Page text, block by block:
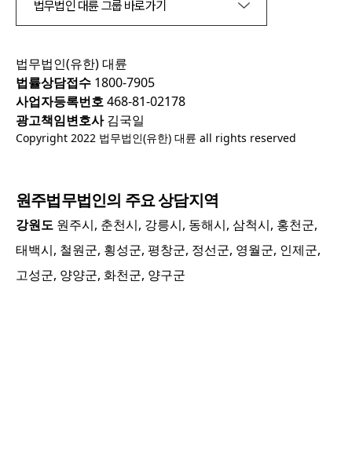
법무법인 대륜 그룹 바로가기
법무법인(유한) 대륜
법률상담접수 1800-7905
사업자등록번호468-81-02178
광고책임변호사김국일
Copyright 2022 법무법인(유한) 대륜 all rights reserved
원주법무법인의 주요 상담지역
강원도 원주시, 춘천시, 강릉시, 동해시, 삼척시, 홍천군,
태백시, 철원군, 횡성군, 평창군, 정선군, 영월군, 인제군,
고성군, 양양군, 화천군, 양구군